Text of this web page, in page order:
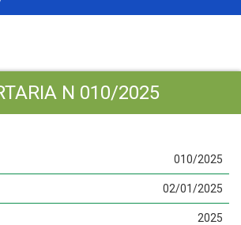
N 010/2025
010/2025
02/01/2025
2025